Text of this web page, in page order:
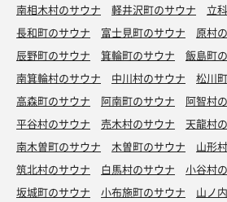
南相木村のサウナ
軽井沢町のサウナ
立
長和町のサウナ
富士見町のサウナ
原村
辰野町のサウナ
箕輪町のサウナ
飯島町
南箕輪村のサウナ
中川村のサウナ
松川
高森町のサウナ
阿南町のサウナ
阿智村
平谷村のサウナ
売木村のサウナ
天龍村
南木曽町のサウナ
木曽町のサウナ
山形
筑北村のサウナ
白馬村のサウナ
小谷村
坂城町のサウナ
小布施町のサウナ
山ノ